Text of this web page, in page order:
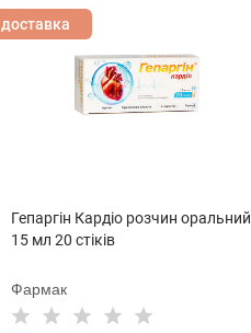
доставка
Гепаргін Кардіо розчин оральний
15 мл 20 стіків
Фармак